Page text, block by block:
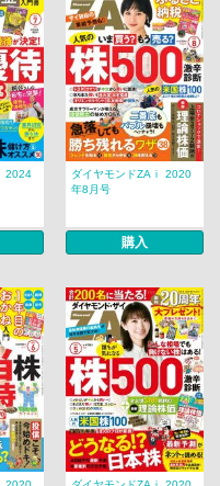
2024
ダイヤモンドZAｉ 2020
年8月号
購入